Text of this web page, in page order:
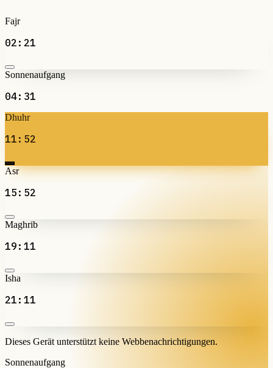
Fajr
02:21
Sonnenaufgang
04:31
Dhuhr
11:52
Asr
15:52
Maghrib
19:11
Isha
21:11
Dieses Gerät unterstützt keine Webbenachrichtigungen.
Sonnenaufgang